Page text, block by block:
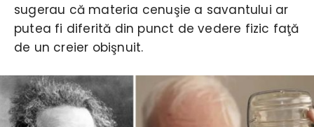
sugerau că materia cenuşie a savantului ar
putea fi diferită din punct de vedere fizic faţă
de un creier obişnuit.